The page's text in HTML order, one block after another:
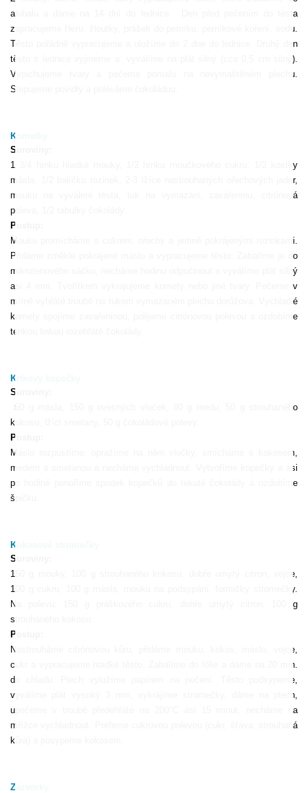
alobalu a dáme na 14 dní do lednice.
Den před pečením do těsta
zapracujeme Heru, žloutky, prášek do perníku, perníkové koření, sodu.
Těsto pořádně vypracujeme a uložíme do 2 dne do lednice. Druhý den
těsto z lednice vyjmeme a
vyválíme na plát silný (cca 0,5 cm silný).
Vypichujeme tvary a pečeme pomalu na nevymaštěném plechu.
Slepujeme povidly a poléváme čokoládou.
Kometky
Suroviny:
1 3/4 hrnku hladké mouky, 1/2 hrnku moučkového cukru, 1/2 kostky
másla, 1/2 balíčku rozinek, 2-3 lžíce nastrouhaných ořechových jader,
mouku na vyválení těsta, tuk na vymazání, zavařeninu, citrónová
poleva, 1/2 tabulky čokolády.
Postup:
Mouku promícháme s cukrem, ořechy a jemně pokrájenými rozinkami.
Přidáme změklé pokrájené máslo a vypracujeme těsto. Zabalíme je do
mikrotenového sáčku, necháme hodinu odpočinout a vyválíme plát silný
asi 4 mm. Tvořítkem vykrajujeme komety nebo jiné tvary. Pečeme v
mírně vyhřáté troubě na tukem vymazaném plechu dorůžova. Vychladlé
komety spojíme zavařeninou, polijeme citrónovou polevou a ozdobíme
tenkou linkou rozehřáté čokolády.
Krtkovy kopečky
Suroviny:
50 g másla, 150 g ovesných vloček, 80 g medu, 50 g strouhaného
kokosu, lžíci smetany, 50 g čokoládové polevy.
Postup:
Máslo rozpustíme, opražíme na něm vločky, smícháme s kokosem,
medem a smetanou a necháme vychladnout. Vytvoříme kopečky a asi
po hodině ponoříme spodek kopečků do tekuté čokolády a ozdobíme
špičku.
Kokosové stromečky
Suroviny:
150 g mouky, 100 g strouhaného kokosu, dobře umytý citron, vejce,
100 g cukru, 100 g másla, mouku na podsypání, formičky stromečky.
Na polevu: 150 g práškového cukru, dobře umytý citron, 100 g
strouhaného kokosu.
Postup:
Nastrouháme citrónovou kůru, přidáme mouku, kokos, máslo, vejce,
cukr a vypracujeme hladké těsto. Zabalíme do fólie a dáme na 20 min.
do chladu. Plech vyložíme papírem na pečení. Těsto podsypeme,
vyválíme plát vysoký 3 mm, vykrájíme stromečky, dáme na plech,
upečeme v troubě předehřáté na 200°C asi 15 minut, necháme na
mřížce vychladnout. Potřeme cukrovou polevou (cukr, šťáva, strouhaná
kůra) a posypeme kokosem.
Zázvorky